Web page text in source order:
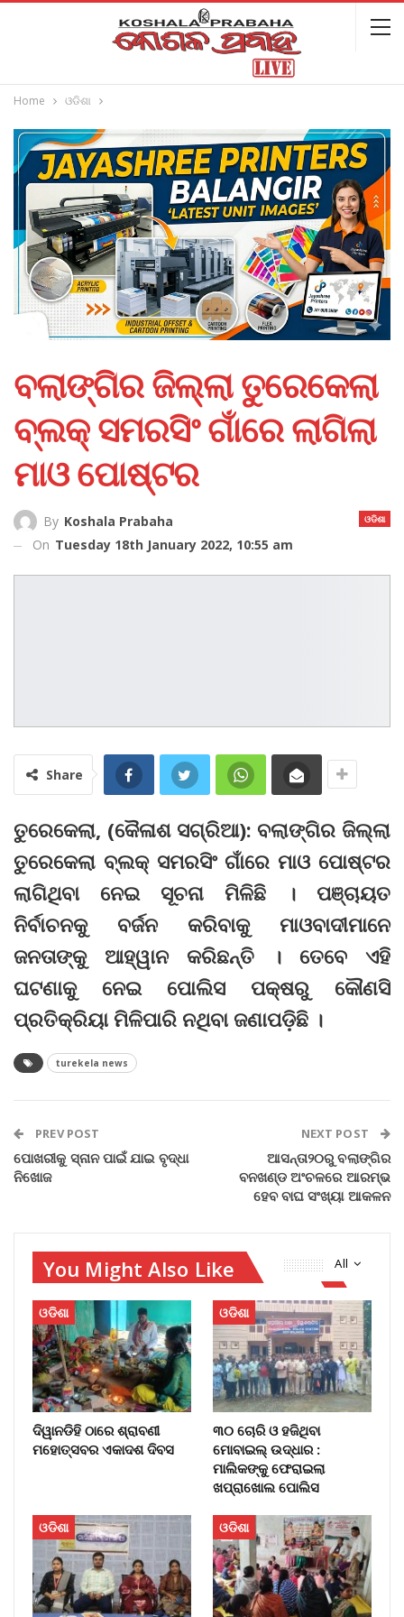
Home ଓଡିଶା
ବଲାଙ୍ଗିର ଜିଲ୍ଲା ତୁରେକେଲା
ବ୍ଲକ୍‌ ସମରସିଂ ଗାଁରେ ଲାଗିଲା
ମାଓ ପୋଷ୍ଟର
ଓଡିଶା
By Koshala Prabaha
On Tuesday 18th January 2022, 10:55 am
Share
ତୁରେକେଲା, (କୈଳାଶ ସଗ୍ରିଆ): ବଲାଙ୍ଗିର ଜିଲ୍ଲା
ତୁରେକେଲା ବ୍ଲକ୍‌ ସମରସିଂ ଗାଁରେ ମାଓ ପୋଷ୍ଟର
ଲାଗିଥିବା ନେଇ ସୂଚନା ମିଳିଛି । ପଞ୍ଚାୟତ
ନିର୍ବାଚନକୁ ବର୍ଜନ କରିବାକୁ ମାଓବାଦୀମାନେ
ଜନତାଙ୍କୁ ଆହ୍ୱାନ କରିଛନ୍ତି । ତେବେ ଏହି
ଘଟଣାକୁ ନେଇ ପୋଲିସ ପକ୍ଷରୁ କୌଣସି
ପ୍ରତିକ୍ରିୟା ମିଳିପାରି ନଥିବା ଜଣାପଡ଼ିଛି ।
turekela news
PREV POST
ପୋଖରୀକୁ ସ୍ନାନ ପାଇଁ ଯାଇ ବୃଦ୍ଧା
ନିଖୋଜ
NEXT POST
ଆସନ୍ତା୨୦ରୁ ବଲାଙ୍ଗିର
ବନଖଣ୍ଡ ଅଂଚଳରେ ଆରମ୍ଭ
ହେବ ବାଘ ସଂଖ୍ୟା ଆକଳନ
All
You Might Also Like
ଓଡିଶା
ଦିୱାନଡିହି ଠାରେ ଶ୍ରାବଣୀ
ମହୋତ୍ସବର ଏକାଦଶ ଦିବସ
ଓଡିଶା
୩୦ ଚୋରି ଓ ହଜିଥିବା
ମୋବାଇଲ୍‌ ଉଦ୍ଧାର :
ମାଲିକଙ୍କୁ ଫେରାଇଲା
ଖପ୍ରାଖୋଲ ପୋଲିସ
ଓଡିଶା ଓଡିଶା